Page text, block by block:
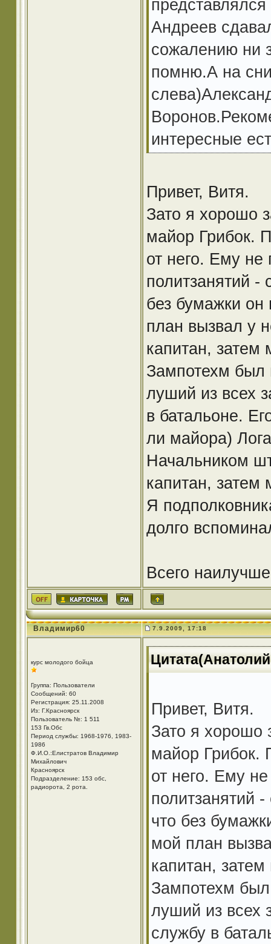
представлялся
Андреев
сожалению ни
помню.А на
интересные
Привет, Витя.
Зато я хорошо
майор Грибок.
от него. Ему
политзанятий -
без бумажки он
план вызвал у
капитан, затем
Зампотехм был
луший из всех
в батальоне.
ли майора)
Начальником
капитан, затем
Я
долго
Всего
Владимир60 7.9.2009, 17:18
курс молодого бойца
Группа: Пользователи
Сообщений: 60
Регистрация: 25.11.2008
Из: Г.Красноярск
Пользователь №: 1 511
153 Гв.Обс
Период службы: 1968-1976, 1983-
1986
Ф.И.О.:Елистратов Владимир
Михайлович
Красноярск
Подразделение: 153 обс,
радиорота, 2 рота.
Привет, Витя.
Зато я
майор Грибок.
от него. Ему
политзанятий
что без
мой план
капитан,
Зампотехм
луший из всех
службу в